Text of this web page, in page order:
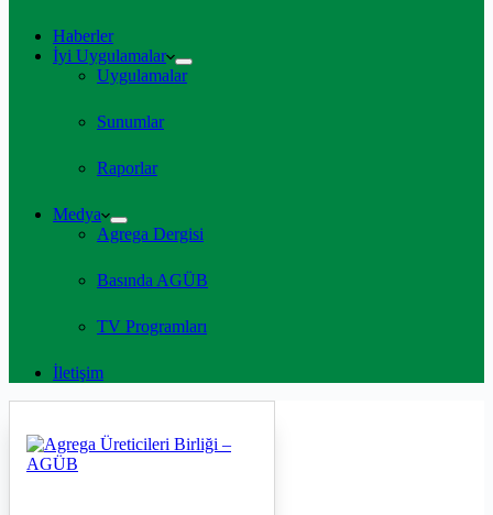
Haberler
İyi Uygulamalar
Uygulamalar
Sunumlar
Raporlar
Medya
Agrega Dergisi
Basında AGÜB
TV Programları
İletişim